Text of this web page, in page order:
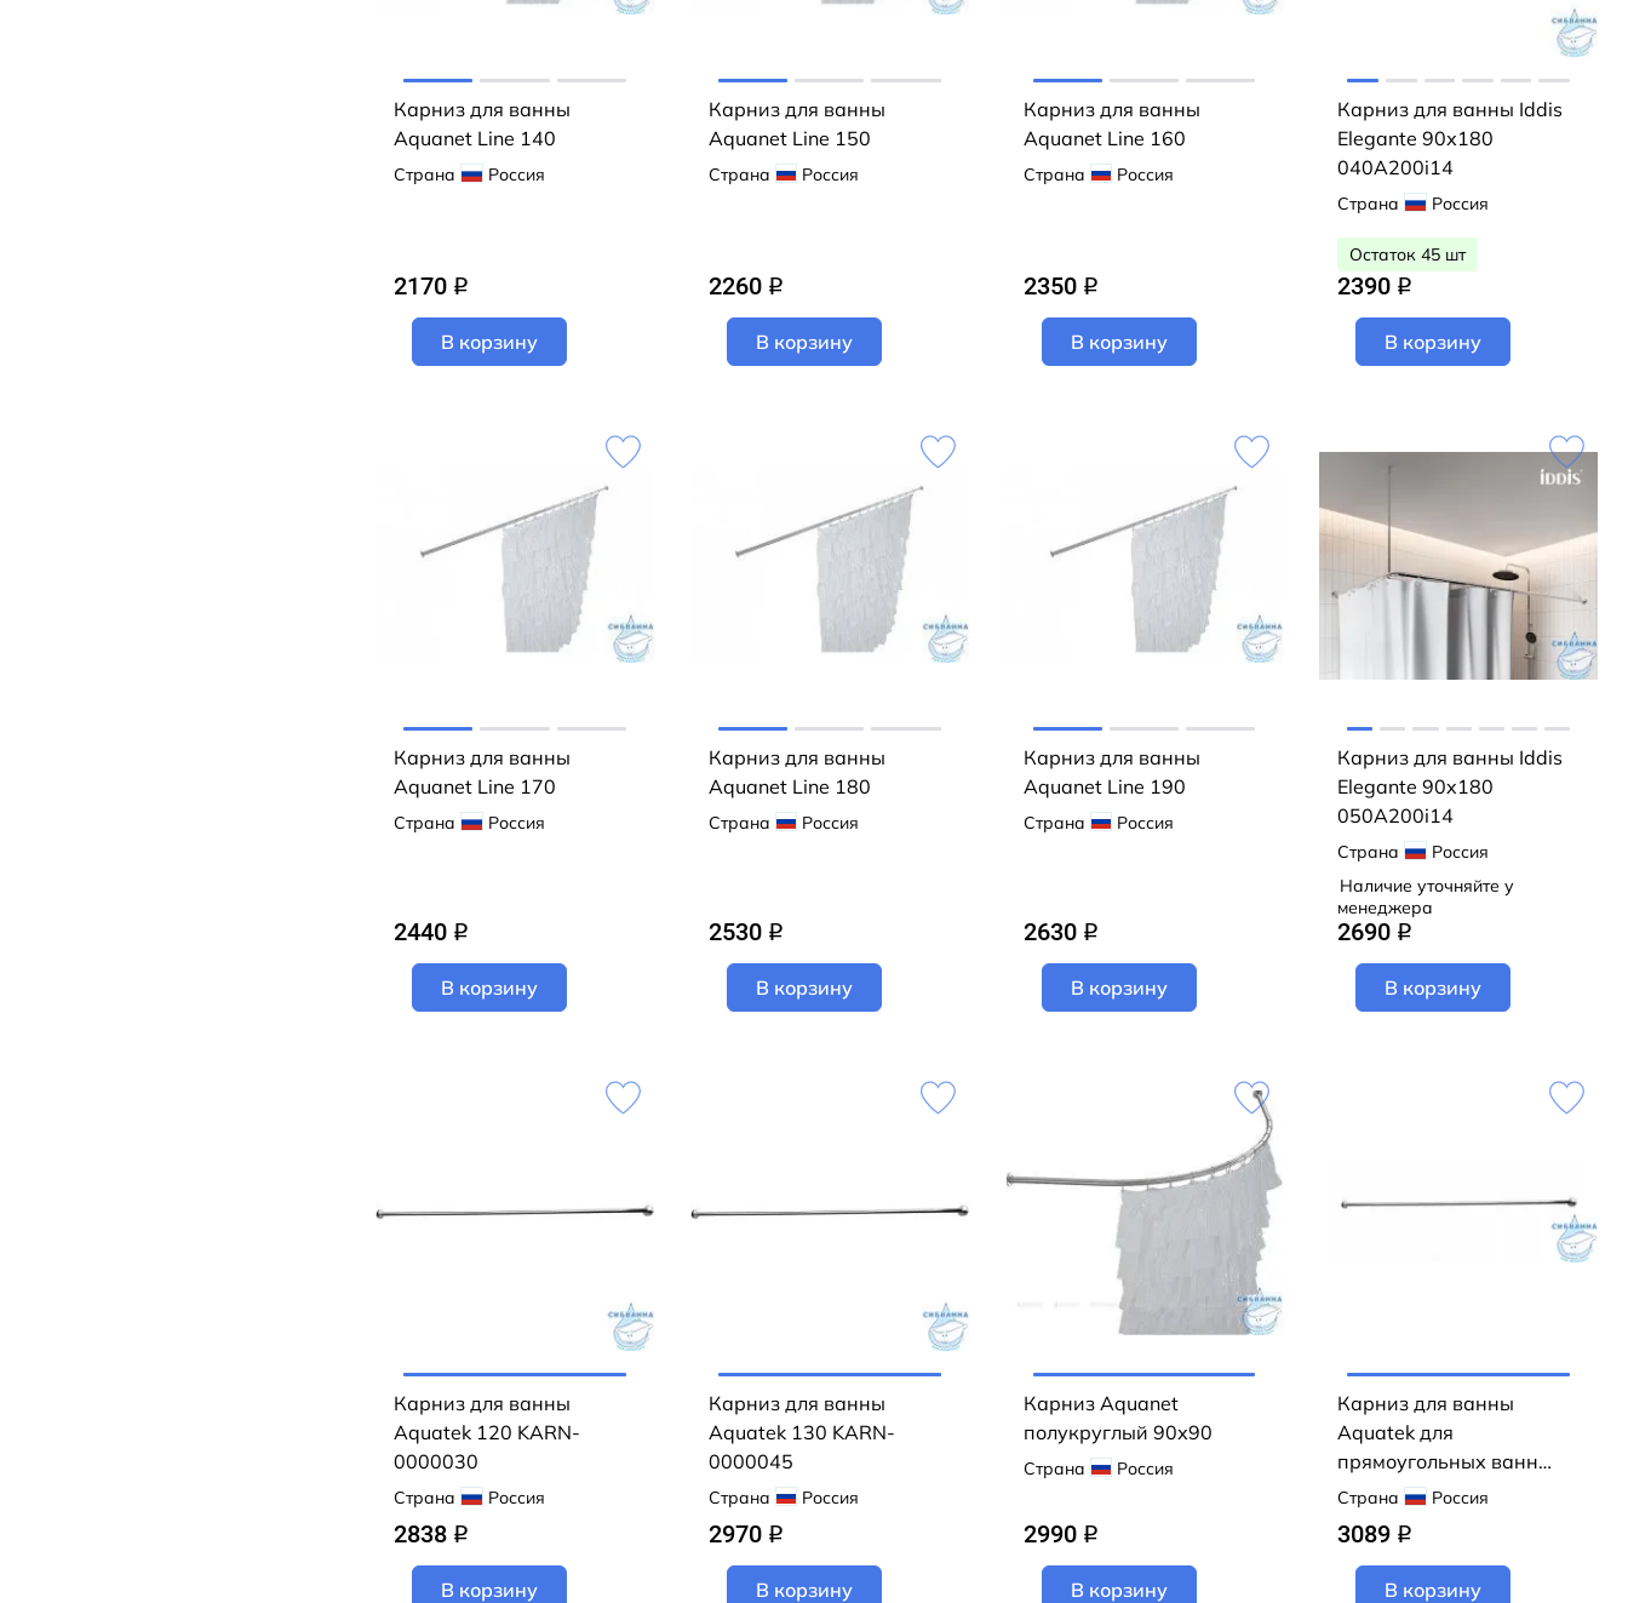
Карниз для ванны
Aquanet Line 140
Страна Россия
2170 q
В корзину
Карниз для ванны
Aquanet Line 150
Страна Россия
2260 q
В корзину
Карниз для ванны
Aquanet Line 160
Страна Россия
2350 q
В корзину
Карниз для ванны Iddis
Elegante 90х180
040A200i14
Страна Россия
Остаток 45 шт
2390 q
В корзину
Карниз для ванны
Aquanet Line 170
Страна Россия
2440 q
В корзину
Карниз для ванны
Aquanet Line 180
Страна Россия
2530 q
В корзину
Карниз для ванны
Aquanet Line 190
Страна Россия
2630 q
В корзину
Карниз для ванны Iddis
Elegante 90x180
050A200i14
Страна
Россия
Наличие уточняйте у
менеджера
2690 q
В корзину
Карниз для ванны
Aquatek 120 KARN-
0000030
Страна Россия
2838 q
В корзину
Карниз для ванны
Aquatek 130 KARN-
0000045
Страна Россия
2970 q
В корзину
Карниз Aquanet
полукруглый 90х90
Страна Россия
2990 q
В корзину
Карниз для ванны
Aquatek для
прямоугольных ванн
150 KARN-0000026
Страна Россия
3089 q
В корзину